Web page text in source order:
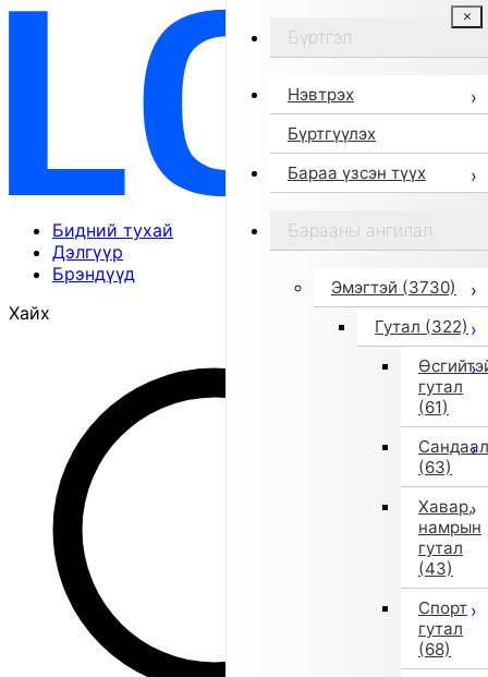
Бидний тухай
Дэлгүүр
Брэндүүд
Хайх
Бүртгэл
Нэвтрэх
Бүртгүүлэх
Бараа үзсэн түүх
Барааны ангилал
Эмэгтэй (3730)
Гутал (322)
гутал
(61)
Сандаал
(63)
Хавар,
намрын
гутал
(43)
Спорт
гутал
(68)